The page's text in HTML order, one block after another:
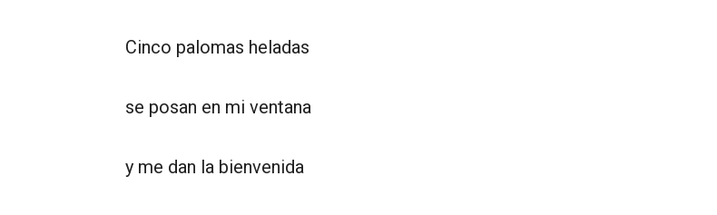
Cinco palomas heladas
se posan en mi ventana
y me dan la bienvenida